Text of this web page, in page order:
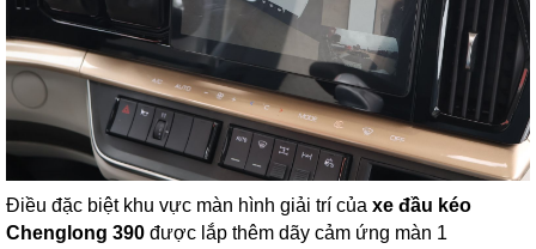
Điều đặc biệt khu vực màn hình giải trí của xe đầu kéo
Chenglong 390 được lắp thêm dãy cảm ứng màn 1